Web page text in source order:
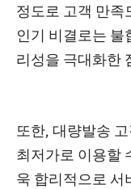
정도로 고객 만족
인기 비결로는 불
리성을 극대화한
또한, 대량발송
최저가로 이용할
욱 합리적으로 서